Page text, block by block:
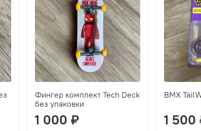
Фингер комплект Tech Deck
без упаковки
1 000 ₽
BMX
1 500